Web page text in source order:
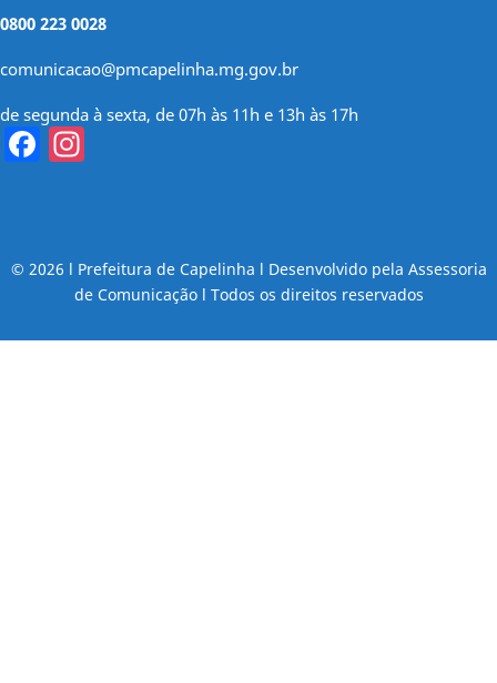
0800 223 0028
comunicacao@pmcapelinha.mg.gov.br
de segunda à sexta, de 07h às 11h e 13h às 17h
Facebook
© 2026 l Prefeitura de Capelinha l Desenvolvido pela Assessoria
de Comunicação l Todos os direitos reservados